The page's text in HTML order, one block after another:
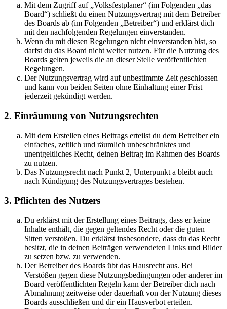
Mit dem Zugriff auf „Volksfestplaner“ (im Folgenden „das
Board“) schließt du einen Nutzungsvertrag mit dem Betreiber
des Boards ab (im Folgenden „Betreiber“) und erklärst dich
mit den nachfolgenden Regelungen einverstanden.
Wenn du mit diesen Regelungen nicht einverstanden bist, so
darfst du das Board nicht weiter nutzen. Für die Nutzung des
Boards gelten jeweils die an dieser Stelle veröffentlichten
Regelungen.
Der Nutzungsvertrag wird auf unbestimmte Zeit geschlossen
und kann von beiden Seiten ohne Einhaltung einer Frist
jederzeit gekündigt werden.
2. Einräumung von Nutzungsrechten
Mit dem Erstellen eines Beitrags erteilst du dem Betreiber ein
einfaches, zeitlich und räumlich unbeschränktes und
unentgeltliches Recht, deinen Beitrag im Rahmen des Boards
zu nutzen.
Das Nutzungsrecht nach Punkt 2, Unterpunkt a bleibt auch
nach Kündigung des Nutzungsvertrages bestehen.
3. Pflichten des Nutzers
Du erklärst mit der Erstellung eines Beitrags, dass er keine
Inhalte enthält, die gegen geltendes Recht oder die guten
Sitten verstoßen. Du erklärst insbesondere, dass du das Recht
besitzt, die in deinen Beiträgen verwendeten Links und Bilder
zu setzen bzw. zu verwenden.
Der Betreiber des Boards übt das Hausrecht aus. Bei
Verstößen gegen diese Nutzungsbedingungen oder anderer im
Board veröffentlichten Regeln kann der Betreiber dich nach
Abmahnung zeitweise oder dauerhaft von der Nutzung dieses
Boards ausschließen und dir ein Hausverbot erteilen.